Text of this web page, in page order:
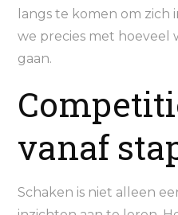
langs te komen om zich
we precies met hoeveel
gaan.
vanaf
Schaken is niet alleen